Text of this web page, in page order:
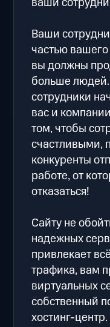
Ваши
частью
вы должны
больше
сотрудники
вас и
том, чтобы
счастливыми,
конкуренты
работе, от
отказаться!
Сайту не
надежных
привлекает
трафика, вам
виртуальных
собственный
хостинг-центр.